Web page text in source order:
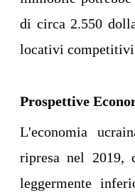
di circa 2.550
locativi
Prospettive
L'economia
ripresa nel 2019,
leggermente